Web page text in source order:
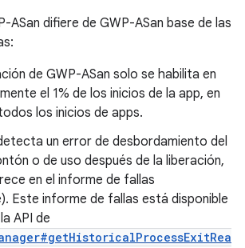
ASan difiere de GWP-ASan base de las
de GWP-ASan solo se habilita en
el 1% de los inicios de la app, en
los inicios de apps.
un error de desbordamiento del
o de uso después de la liberación,
en el informe de fallas
Este informe de fallas está disponible
API de